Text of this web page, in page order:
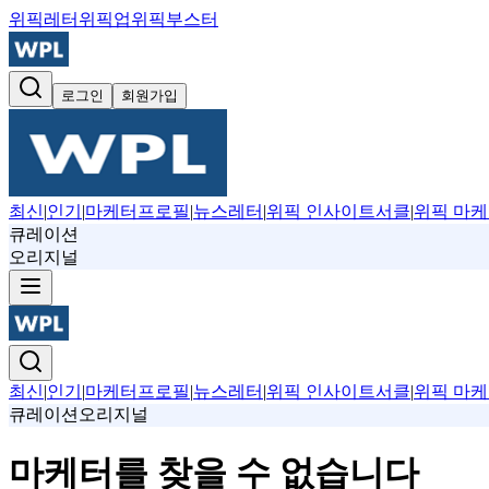
위픽레터 위픽업위픽부스터
로그인 회원가입
최신|인기 |마케터프로필|뉴스레터 |위픽 인사이트서클|위픽 마케
큐레이션
오리지널
최신|인기 |마케터프로필|뉴스레터 |위픽 인사이트서클|위픽 마케
큐레이션 오리지널
마케터를 찾을 수 없습니다